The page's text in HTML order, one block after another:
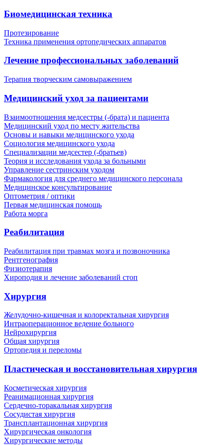
Биомедицинская техника
Протезирование
Техника применения ортопедических аппаратов
Лечение профессиональных заболеваний
Терапия творческим самовыражением
Медицинский уход за пациентами
Взаимоотношения медсестры (-брата) и пациента
Медицинский уход по месту жительства
Основы и навыки медицинского ухода
Социология медицинского ухода
Специализации медсестер (-братьев)
Теория и исследования ухода за больными
Управление сестринским уходом
Фармакология для среднего медицинского персонала
Медицинское консультирование
Оптометрия / оптики
Первая медицинская помощь
Работа морга
Реабилитация
Реабилитация при травмах мозга и позвоночника
Рентгенография
Физиотерапия
Хироподия и лечение заболеваний стоп
Хирургия
Желудочно-кишечная и колоректальная хирургия
Интраоперационное ведение больного
Нейрохирургия
Общая хирургия
Ортопедия и переломы
Пластическая и восстановительная хирургия
Косметическая хирургия
Реанимационная хирургия
Сердечно-торакальная хирургия
Сосудистая хирургия
Трансплантационная хирургия
Хирургическая онкология
Хирургические методы